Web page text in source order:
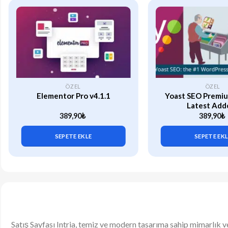
ÖZEL
Elementor Pro v4.1.1
389,90₺
SEPETE EKLE
ÖZEL
Yoast SEO
Latest
389,90₺
SEPETE
Satış Sayfası Intria, temiz ve modern tasarıma sahip